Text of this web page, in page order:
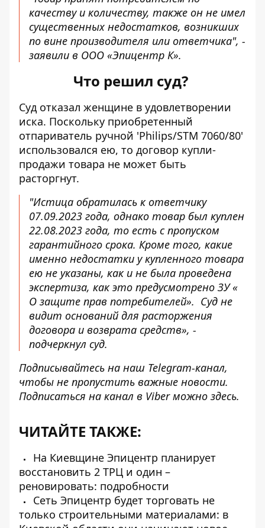
качеству и количеству, также он не имел
существенных недостатков, возникших
по вине производителя или ответчика", -
заявили в ООО «Эпицентр К».
Что решил суд?
Суд отказал женщине в удовлетворении
иска. Поскольку приобретенный
отпариватель ручной 'Philips/STM 7060/80'
использовался ею, то договор купли-
продажи товара не может быть
расторгнут.
"Истица обратилась к ответчику
07.09.2023 года, однако товар был куплен
22.08.2023 года, то есть с пропуском
гарантийного срока. Кроме того, какие
именно недостатки у купленного товара
ею не указаны, как и не была проведена
экспертиза, как это предусмотрено ЗУ «
О защите прав потребителей». Суд не
видит оснований для расторжения
договора и возврата средств», -
подчеркнул суд.
Подписывайтесь на наш Telegram-канал,
чтобы не пропустить важные новости.
Подписаться на канал в Viber можно здесь.
ЧИТАЙТЕ ТАКЖЕ:
На Киевщине Эпицентр планирует
восстановить 2 ТРЦ и один –
реновировать: подробности
Сеть Эпицентр будет торговать не
только строительными материалами: в